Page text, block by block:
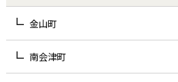
金山町
南会津町